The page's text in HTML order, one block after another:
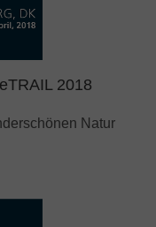
2018
Natur